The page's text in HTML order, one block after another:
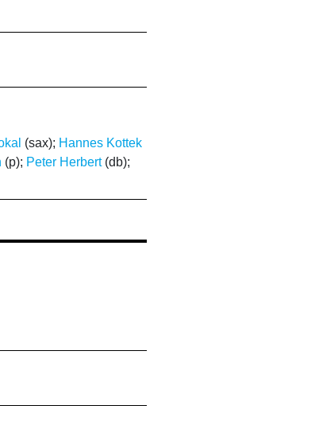
(sax); Hannes Kottek
(p); Peter Herbert(db);